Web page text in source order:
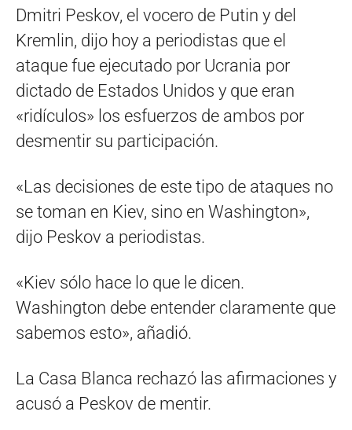
Dmitri Peskov, el vocero de Putin y del
Kremlin, dijo hoy a periodistas que el
ataque fue ejecutado por Ucrania por
dictado de Estados Unidos y que eran
«ridículos» los esfuerzos de ambos por
desmentir su participación.
«Las decisiones de este tipo de ataques no
se toman en Kiev, sino en Washington»,
dijo Peskov a periodistas.
«Kiev sólo hace lo que le dicen.
Washington debe entender claramente que
sabemos esto», añadió.
La Casa Blanca rechazó las afirmaciones y
acusó a Peskov de mentir.